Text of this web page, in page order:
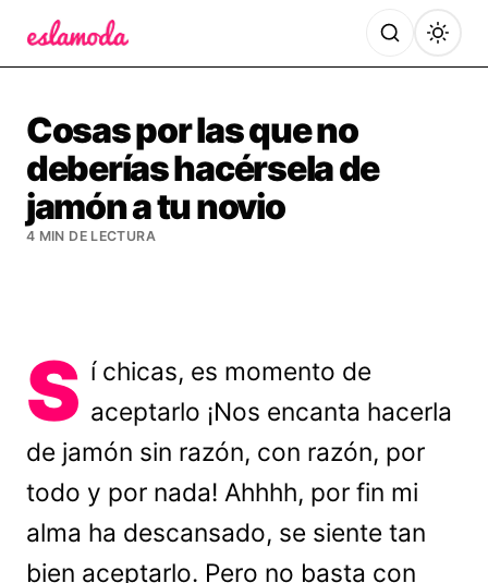
Cosas por las que no
deberías hacérsela de
jamón a tu novio
4 MIN DE LECTURA
S í chicas, es momento de
aceptarlo ¡Nos encanta hacerla
de jamón sin razón, con razón, por
todo y por nada! Ahhhh, por fin mi
alma ha descansado, se siente tan
bien aceptarlo. Pero no basta con